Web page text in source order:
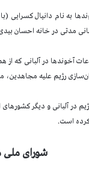
آخوندها به نام دانیال
مدتی در خانه احسان
آخوندها در آلبانی که
رژیم علیه
در آلبانی و دیگر
کرده است.
شورای